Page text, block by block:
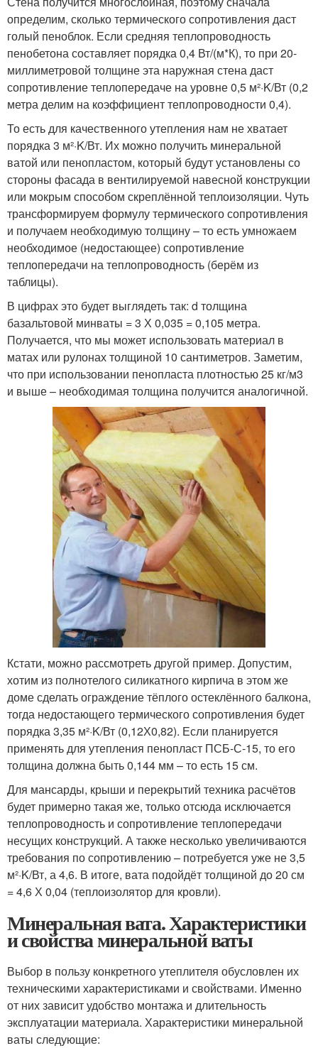
определим, сколько термического сопротивления даст
голый пеноблок. Если средняя теплопроводность
пенобетона составляет порядка 0,4 Вт/(м*К), то при 20-
миллиметровой толщине эта наружная стена даст
сопротивление теплопередаче на уровне 0,5 м²·K/Вт (0,2
метра делим на коэффициент теплопроводности 0,4).
То есть для качественного утепления нам не хватает
порядка 3 м²·K/Вт. Их можно получить минеральной
ватой или пенопластом, который будут установлены со
стороны фасада в вентилируемой навесной конструкции
или мокрым способом скреплённой теплоизоляции. Чуть
трансформируем формулу термического сопротивления
и получаем необходимую толщину – то есть умножаем
необходимое (недостающее) сопротивление
теплопередачи на теплопроводность (берём из
таблицы).
В цифрах это будет выглядеть так: d толщина
базальтовой минваты = 3 Х 0,035 = 0,105 метра.
Получается, что мы может использовать материал в
матах или рулонах толщиной 10 сантиметров. Заметим,
что при использовании пенопласта плотностью 25 кг/м3
и выше – необходимая толщина получится аналогичной.
Кстати, можно рассмотреть другой пример. Допустим,
хотим из полнотелого силикатного кирпича в этом же
доме сделать ограждение тёплого остеклённого балкона,
тогда недостающего термического сопротивления будет
порядка 3,35 м²·K/Вт (0,12Х0,82). Если планируется
применять для утепления пенопласт ПСБ-С-15, то его
толщина должна быть 0,144 мм – то есть 15 см.
Для мансарды, крыши и перекрытий техника расчётов
будет примерно такая же, только отсюда исключается
теплопроводность и сопротивление теплопередачи
несущих конструкций. А также несколько увеличиваются
требования по сопротивлению – потребуется уже не 3,5
м²·K/Вт, а 4,6. В итоге, вата подойдёт толщиной до 20 см
= 4,6 Х 0,04 (теплоизолятор для кровли).
Минеральная вата. Характеристики
и свойства минеральной ваты
Выбор в пользу конкретного утеплителя обусловлен их
техническими характеристиками и свойствами. Именно
от них зависит удобство монтажа и длительность
эксплуатации материала. Характеристики минеральной
ваты следующие: